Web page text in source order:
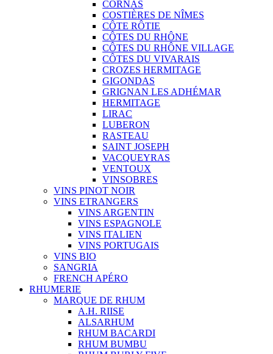
CORNAS
COSTIÈRES DE NÎMES
CÔTE RÔTIE
CÔTES DU RHÔNE
CÔTES DU RHÔNE VILLAGE
CÔTES DU VIVARAIS
CROZES HERMITAGE
GIGONDAS
GRIGNAN LES ADHÉMAR
HERMITAGE
LIRAC
LUBERON
RASTEAU
SAINT JOSEPH
VACQUEYRAS
VENTOUX
VINSOBRES
VINS PINOT NOIR
VINS ETRANGERS
VINS ARGENTIN
VINS ESPAGNOLE
VINS ITALIEN
VINS PORTUGAIS
VINS BIO
SANGRIA
FRENCH APÉRO
RHUMERIE
MARQUE DE RHUM
A.H. RIISE
ALSARHUM
RHUM BACARDI
RHUM BUMBU